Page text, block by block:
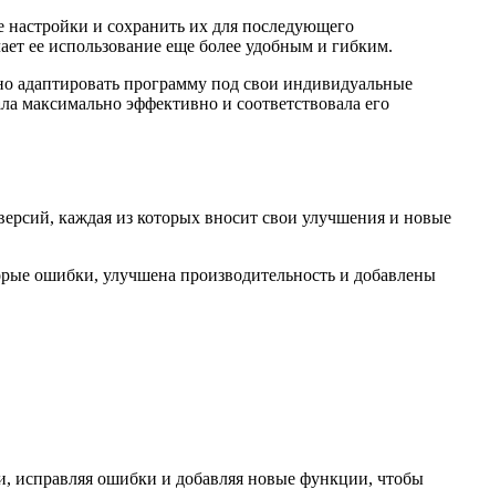
и сохранить их для последующего
ее использование еще более удобным и гибким.
адаптировать программу под свои индивидуальные
максимально эффективно и соответствовала его
каждая из которых вносит свои улучшения и новые
ошибки, улучшена производительность и добавлены
исправляя ошибки и добавляя новые функции, чтобы